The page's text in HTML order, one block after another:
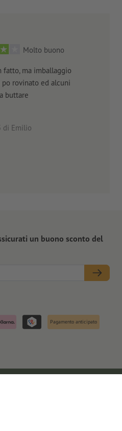
Molto buono
fatto, ma imballaggio
rovinato ed alcuni
buttare
di Emilio
un buono sconto del
Pagamento anticipato